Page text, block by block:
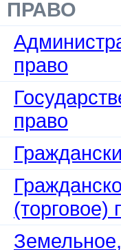
ПРАВО
право
право
(торговое)